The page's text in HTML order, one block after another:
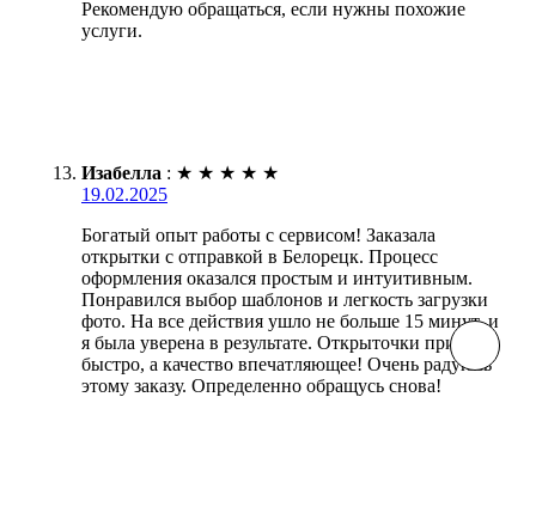
Рекомендую обращаться, если нужны похожие
услуги.
Изабелла : ★ ★ ★ ★ ★
19.02.2025
Богатый опыт работы с сервисом! Заказала
открытки с отправкой в Белорецк. Процесс
оформления оказался простым и интуитивным.
Понравился выбор шаблонов и легкость загрузки
фото. На все действия ушло не больше 15 минут, и
я была уверена в результате. Открыточки пришли
быстро, а качество впечатляющее! Очень радуюсь
этому заказу. Определенно обращусь снова!